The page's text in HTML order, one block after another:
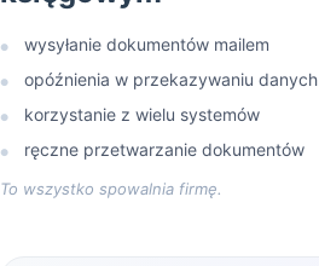
● wysyłanie dokumentów mailem
● opóźnienia w przekazywaniu danych
● korzystanie z wielu systemów
● ręczne przetwarzanie dokumentów
To wszystko spowalnia firmę.